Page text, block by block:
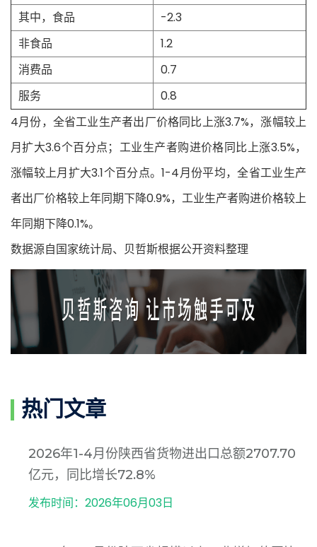
其中，食品
-2.3
非食品
1.2
消费品
0.7
服务
0.8
4月份，全省工业生产者出厂价格同比上涨3.7%，涨幅较上
月扩大3.6个百分点；工业生产者购进价格同比上涨3.5%，
涨幅较上月扩大3.1个百分点。1-4月份平均，全省工业生产
者出厂价格较上年同期下降0.9%，工业生产者购进价格较上
年同期下降0.1%。
数据源自国家统计局、贝哲斯根据公开资料整理
热门文章
2026年1-4月份陕西省货物进出口总额2707.70
亿元，同比增长72.8%
发布时间：2026年06月03日